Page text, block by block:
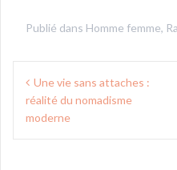
Publié dans Homme femme,
Navigation
de
l’article
Une vie sans attaches :
réalité du nomadisme
moderne